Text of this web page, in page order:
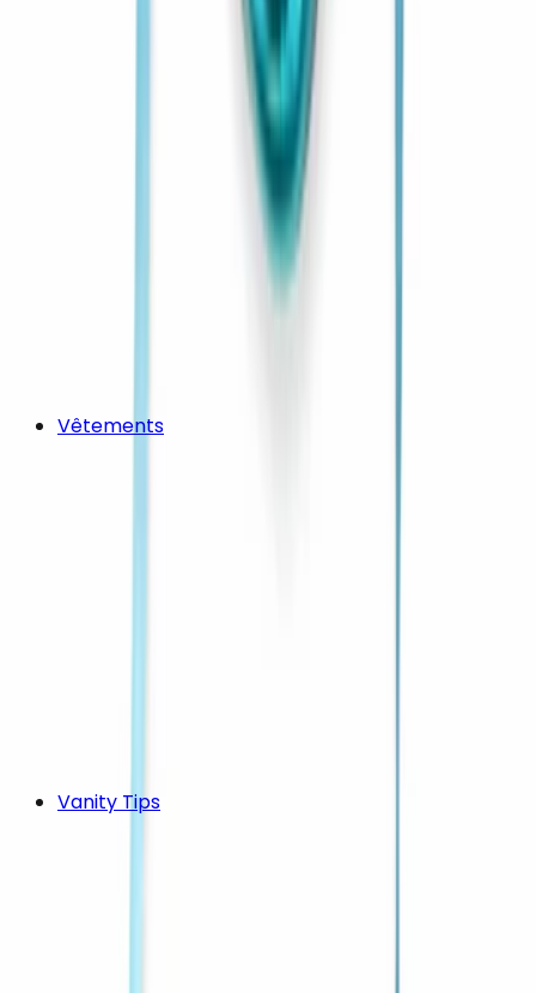
Vêtements
Vanity Tips